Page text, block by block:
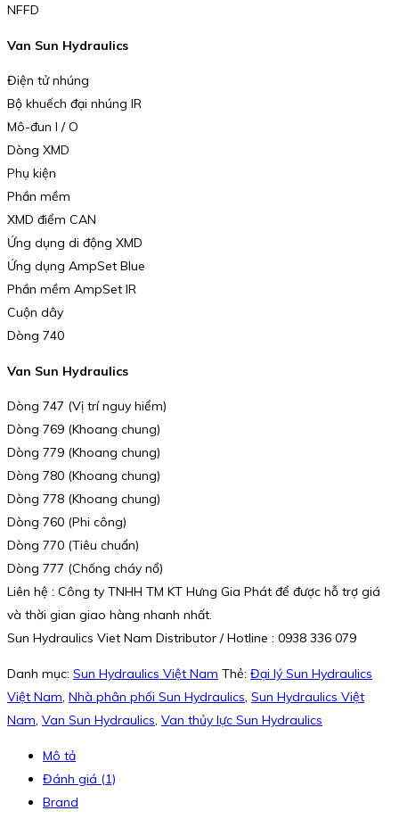
NFFD
Van Sun Hydraulics
Điện tử nhúng
Bộ khuếch đại nhúng IR
Mô-đun I / O
Dòng XMD
Phụ kiện
Phần mềm
XMD điểm CAN
Ứng dụng di động XMD
Ứng dụng AmpSet Blue
Phần mềm AmpSet IR
Cuộn dây
Dòng 740
Van Sun Hydraulics
Dòng 747 (Vị trí nguy hiểm)
Dòng 769 (Khoang chung)
Dòng 779 (Khoang chung)
Dòng 780 (Khoang chung)
Dòng 778 (Khoang chung)
Dòng 760 (Phi công)
Dòng 770 (Tiêu chuẩn)
Dòng 777 (Chống cháy nổ)
Liên hệ : Công ty TNHH TM KT Hưng Gia Phát để được hỗ trợ giá
và thời gian giao hàng nhanh nhất.
Sun Hydraulics Viet Nam Distributor / Hotline : 0938 336 079
Danh mục: Sun Hydraulics Việt Nam Thẻ: Đại lý Sun Hydraulics
Việt Nam, Nhà phân phối Sun Hydraulics, Sun Hydraulics Việt
Nam, Van Sun Hydraulics, Van thủy lực Sun Hydraulics
Mô tả
Đánh giá (1)
Brand